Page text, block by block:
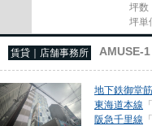
坪数
坪単
賃貸｜店舗事務所 AMUSE-1
地下鉄御堂
東海道本線 「
阪急千里線 「